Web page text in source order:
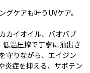
ケアも叶うUVケア。
カイオイル、バオバブ
温圧搾で丁寧に抽出さ
守りながら、エイジン
炎症を抑える、サボテン